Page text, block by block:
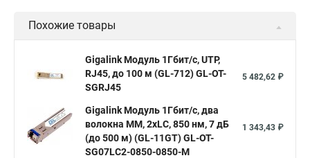
sfp 10 модуль sfp 1 25
sfp 1000 комплект sfp sfp rj 45 интерфейс sfp
Похожие товары
Gigalink Модуль 1Гбит/c, UTP,
RJ45, до 100 м (GL-712) GL-OT-
SGRJ45
5 482,62 ₽
Gigalink Модуль 1Гбит/c, два
волокна МM, 2xLC, 850 нм, 7 дБ
(до 500 м) (GL-11GT) GL-OT-
SG07LC2-0850-0850-M
1 343,43 ₽